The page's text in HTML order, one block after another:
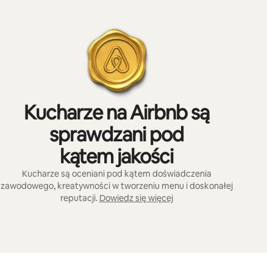
Kucharze na Airbnb są
sprawdzani pod
kątem jakości
Kucharze są oceniani pod kątem doświadczenia
zawodowego, kreatywności w tworzeniu menu i doskonałej
reputacji. Dowiedz się więcej